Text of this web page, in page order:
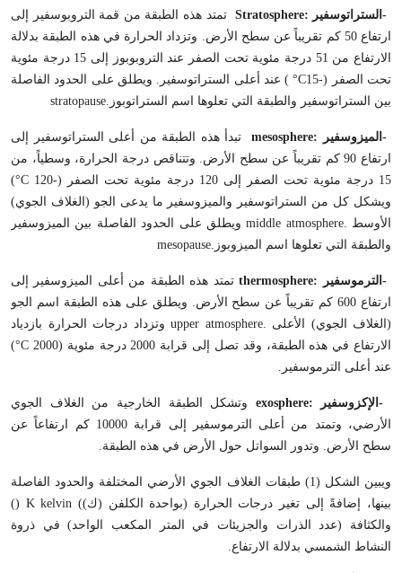
-الستراتوسفير Stratosphere:تمتد هذه الطبقة من قمة التروبوسفير إلى
ارتفاع 50 كم تقريباً عن سطح الأرض. وتزداد الحرارة في هذه الطبقة بدلالة
الارتفاع من 51 درجة مئوية تحت الصفر عند التروبوبوز إلى 15 درجة مئوية
تحت الصفر (-15
°C) عند أعلى الستراتوسفير. ويطلق على الحدود الفاصلة
بين الستراتوسفير والطبقة التي تعلوها اسم الستراتوبوز stratopause.
- الميزوسفير mesosphere: تبدأ هذه الطبقة من أعلى الستراتوسفير إلى
ارتفاع 90 كم تقريباً عن سطح الأرض. وتتناقص درجة الحرارة، وسطياً، من
15 درجة مئوية تحت الصفر إلى 120 درجة مئوية تحت الصفر (-120
°C
)
ويشكل كل من الستراتوسفير والميزوسفير ما يدعى الجو (الغلاف الجوي)
الأوسط middle atmosphere. ويطلق على الحدود الفاصلة بين الميزوسفير
والطبقة التي تعلوها اسم الميزوبوز mesopause.
- الترموسفير thermosphere:تمتد هذه الطبقة من أعلى الميزوسفير إلى
ارتفاع 600 كم تقريباً عن سطح الأرض. ويطلق على هذه الطبقة اسم الجو
(الغلاف الجوي) الأعلى upper atmosphere. وتزداد درجات الحرارة بازدياد
الارتفاع في هذه الطبقة، وقد تصل إلى قرابة 2000 درجة مئوية (2000
°C
)
عند أعلى الترموسفير .
-الإكزوسفير exosphere: وتشكل الطبقة الخارجية من الغلاف الجوي
الأرضي، وتمتد من أعلى الترموسفير إلى قرابة 10000 كم ارتفاعاً عن
سطح الأرض. وتدور السواتل حول الأرض في هذه الطبقة.
ويبين الشكل (1) طبقات الغلاف الجوي الأرضي المختلفة والحدود الفاصلة
بينها، إضافةً إلى تغير درجات الحرارة (بواحدة الكلفن (ك)kelvin (
K
)
)
والكثافة (عدد الذرات والجزيئات في المتر المكعب الواحد) في ذروة
النشاط الشمسي بدلالة الارتفاع.